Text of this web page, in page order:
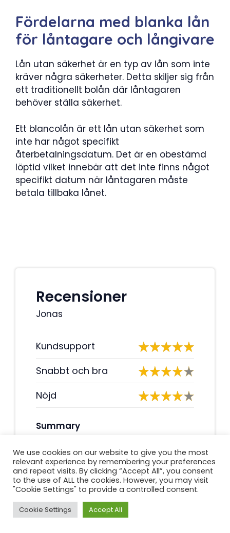
Fördelarna med blanka lån
för låntagare och långivare
Lån utan säkerhet är en typ av lån som inte
kräver några säkerheter. Detta skiljer sig från
ett traditionellt bolån där låntagaren
behöver ställa säkerhet.
Ett blancolån är ett lån utan säkerhet som
inte har något specifikt
återbetalningsdatum. Det är en obestämd
löptid vilket innebär att det inte finns något
specifikt datum när låntagaren måste
betala tillbaka lånet.
Recensioner
Jonas
Kundsupport
Snabbt och bra
Nöjd
Summary
har alltid haft tålamod att svara
på alla mina frågor. Själva lånet
var riktigt snabbt och enkelt att få.
Jag rekommenderar det starkt!
We use cookies on our website to give you the most
relevant experience by remembering your preferences
and repeat visits. By clicking “Accept All”, you consent
to the use of ALL the cookies. However, you may visit
"Cookie Settings" to provide a controlled consent.
Cookie Settings Accept All